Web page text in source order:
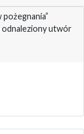
pożegnania”
odnaleziony utwór